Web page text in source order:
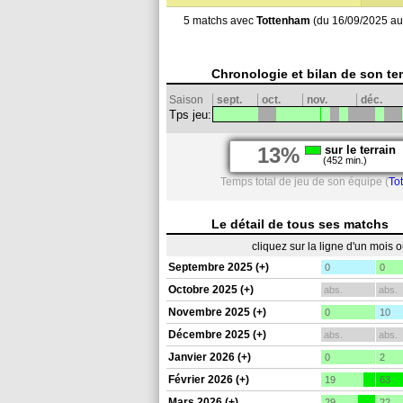
5 matchs avec Tottenham (du 16/09/2025
Chronologie et bilan de son
Saison sept. oct. nov. déc.
Tps jeu:
13% sur le terrain
(452 min.)
Temps total de jeu de son équipe (
Le détail de tous ses matchs
cliquez sur la ligne d'un mois
Septembre 2025 (+)
0 0
Octobre 2025 (+) abs. abs.
Novembre 2025 (+) 0 10
Décembre 2025 (+) abs. abs.
Janvier 2026 (+) 0 2
Février 2026 (+) 19 63